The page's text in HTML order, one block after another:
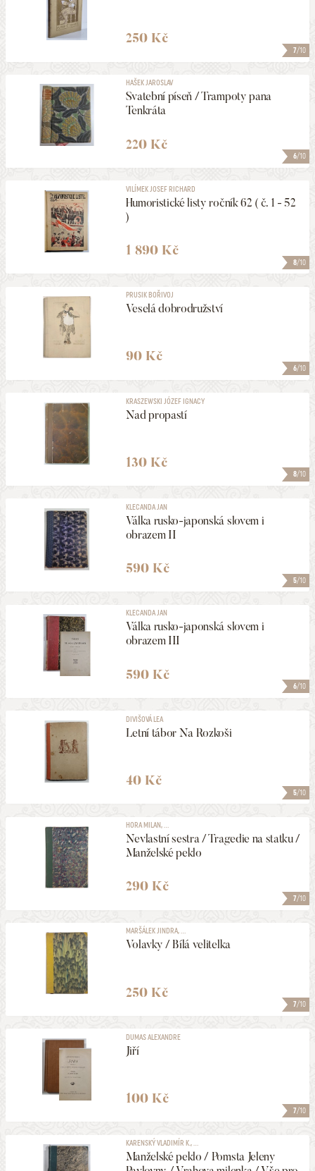
7/10
250 Kč
6/10
HAŠEK JAROSLAV
Svatební píseň / Trampoty pana
Tenkráta
220 Kč
8/10
VILÍMEK JOSEF RICHARD
Humoristické listy ročník 62 ( č. 1 - 52
)
1 890 Kč
6/10
PRUSIK BOŘIVOJ
Veselá dobrodružství
90 Kč
8/10
KRASZEWSKI JÓZEF IGNACY
Nad propastí
130 Kč
5/10
KLECANDA JAN
Válka rusko-japonská slovem i
obrazem II
590 Kč
6/10
KLECANDA JAN
Válka rusko-japonská slovem i
obrazem III
590 Kč
5/10
DIVIŠOVÁ LEA
Letní tábor Na Rozkoši
40 Kč
7/10
HORA MILAN, ...
Nevlastní sestra / Tragedie na statku /
Manželské peklo
290 Kč
7/10
MARŠÁLEK JINDRA, ...
Volavky / Bílá velitelka
250 Kč
7/10
DUMAS ALEXANDRE
Jiří
100 Kč
KARENSKÝ VLADIMÍR K., ...
Manželské peklo / Pomsta Jeleny